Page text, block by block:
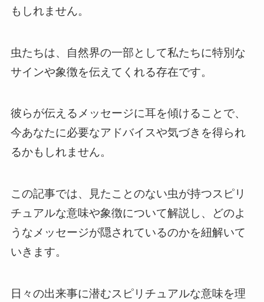
もしれません。
虫たちは、自然界の一部として私たちに特別な
サインや象徴を伝えてくれる存在です。
彼らが伝えるメッセージに耳を傾けることで、
今あなたに必要なアドバイスや気づきを得られ
るかもしれません。
この記事では、見たことのない虫が持つスピリ
チュアルな意味や象徴について解説し、どのよ
うなメッセージが隠されているのかを紐解いて
いきます。
日々の出来事に潜むスピリチュアルな意味を理